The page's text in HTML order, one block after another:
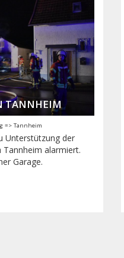
TANNHEIM
=> Tannheim
Unterstützung der
Tannheim alarmiert.
Garage.